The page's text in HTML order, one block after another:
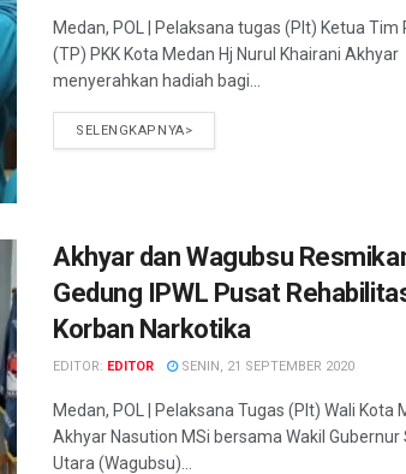
Medan, POL | Pelaksana tugas (Plt) Ketua Tim
(TP) PKK Kota Medan Hj Nurul Khairani Akhyar
menyerahkan hadiah bagi...
SELENGKAPNYA>
Akhyar dan Wagubsu
Gedung IPWL Pusat
Korban Narkotika
EDITOR: EDITOR SENIN, 21 SEPTEMBER 2020
Medan, POL | Pelaksana Tugas (Plt) Wali Kota
Akhyar Nasution MSi bersama Wakil
Utara (Wagubsu)...